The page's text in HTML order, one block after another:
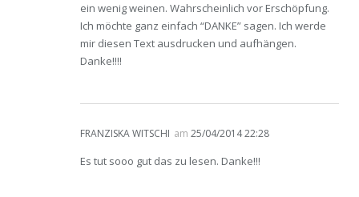
ein wenig weinen. Wahrscheinlich vor Erschöpfung.
Ich möchte ganz einfach “DANKE” sagen. Ich werde
mir diesen Text ausdrucken und aufhängen.
Danke!!!!
FRANZISKA WITSCHI am 25/04/2014 22:28
Es tut sooo gut das zu lesen. Danke!!!